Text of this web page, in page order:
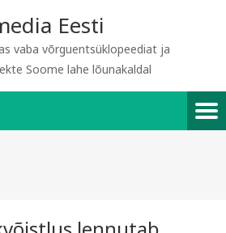
Eesti
vaba võrguentsüklopeediat ja
Soome lahe lõunakaldal